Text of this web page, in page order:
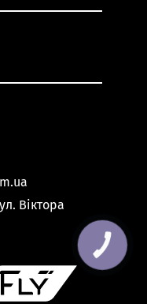
Віктора
КНОПКА
ЗВ'ЯЗКУ